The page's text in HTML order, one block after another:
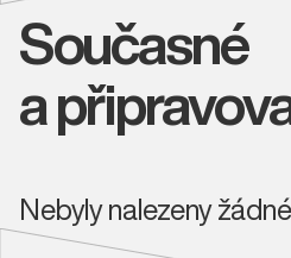
Současné
a
Nebyly nalezeny